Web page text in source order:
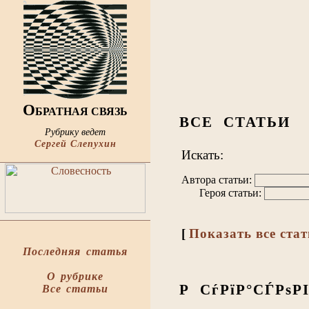
ОБРАТНАЯ СВЯЗЬ
Рубрику ведет
Сергей Слепухин
Последняя статья
О рубрике
Все статьи
ВСЕ СТАТЬИ
Искать:
Автора статьи:
Героя статьи:
[ Показать все
Р